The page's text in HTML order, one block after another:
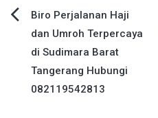
Post
navigation
Biro Perjalanan Haji
dan Umroh Terpercaya
di Sudimara Barat
Tangerang Hubungi
082119542813